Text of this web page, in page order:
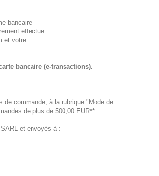
bancaire
effectué.
et votre
bancaire (e-transactions).
de commande, à la rubrique "Mode de
de plus de 500,00 EUR** .
et envoyés à :